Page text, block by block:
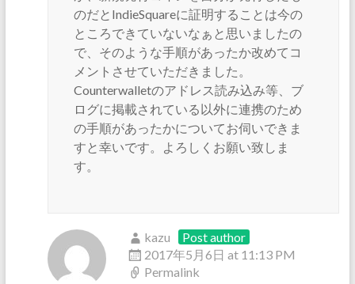
のだとIndieSquareに証明することは今の
ところできていないなぁと思いましたの
で、そのような手順があったか改めてコ
メントさせていただきました。
Counterwalletのアドレス読み込み等、ブ
ログに掲載されている以外に連携のため
の手順があったかについてお伺いできま
すと幸いです。よろしくお願い致しま
す。
kazu
Post author
2017年5月6日 at 11:13 PM
Permalink